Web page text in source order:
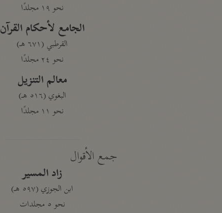
نحو ١٩ مجلدًا
الجامع لأحكام القرآن
القرطبي (٦٧١ هـ)
نحو ٢٤ مجلدًا
معالم التنزيل
البغوي (٥١٦ هـ)
نحو ١١ مجلدًا
جمع الأقوال
زاد المسير
ابن الجوزي (٥٩٧ هـ)
نحو ٥ مجلدات